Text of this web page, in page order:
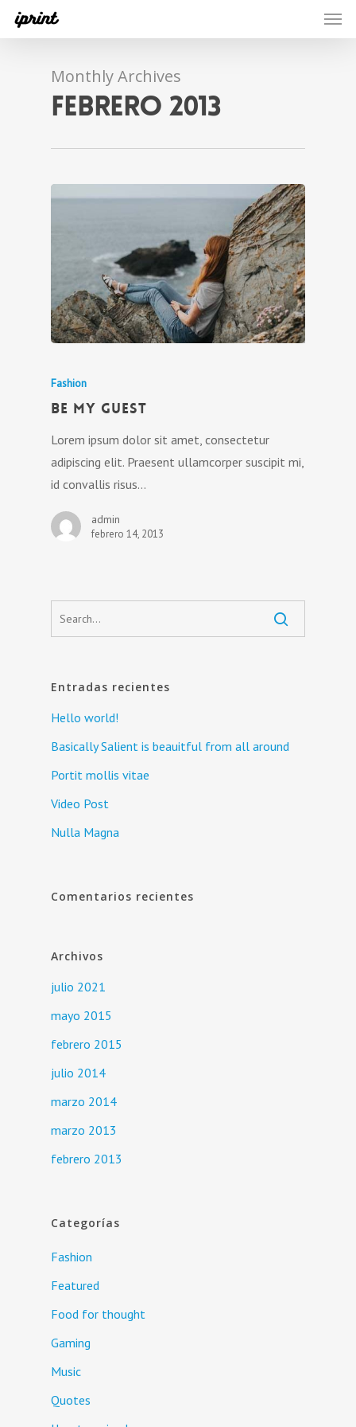
Skip
Menu
Monthly Archives
febrero 2013
Fashion
Be My Guest
Lorem ipsum dolor sit amet, consectetur
adipiscing elit. Praesent ullamcorper suscipit mi,
id convallis risus…
admin
febrero 14, 2013
Entradas recientes
Hello world!
Basically Salient is beauitful from all around
Portit mollis vitae
Video Post
Nulla Magna
Comentarios recientes
Archivos
julio 2021
mayo 2015
febrero 2015
julio 2014
marzo 2014
marzo 2013
febrero 2013
Categorías
Fashion
Featured
Food for thought
Gaming
Music
Quotes